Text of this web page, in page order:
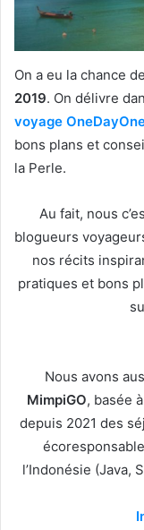
On a eu la chance
2019. On délivre
voyage
bons plans et
la Perle.
Au fait, nous
blogueurs
nos récits
pratiques et bons
Nous avons
MimpiGO, basée à
depuis 2021 des
l’Indonésie (Java,